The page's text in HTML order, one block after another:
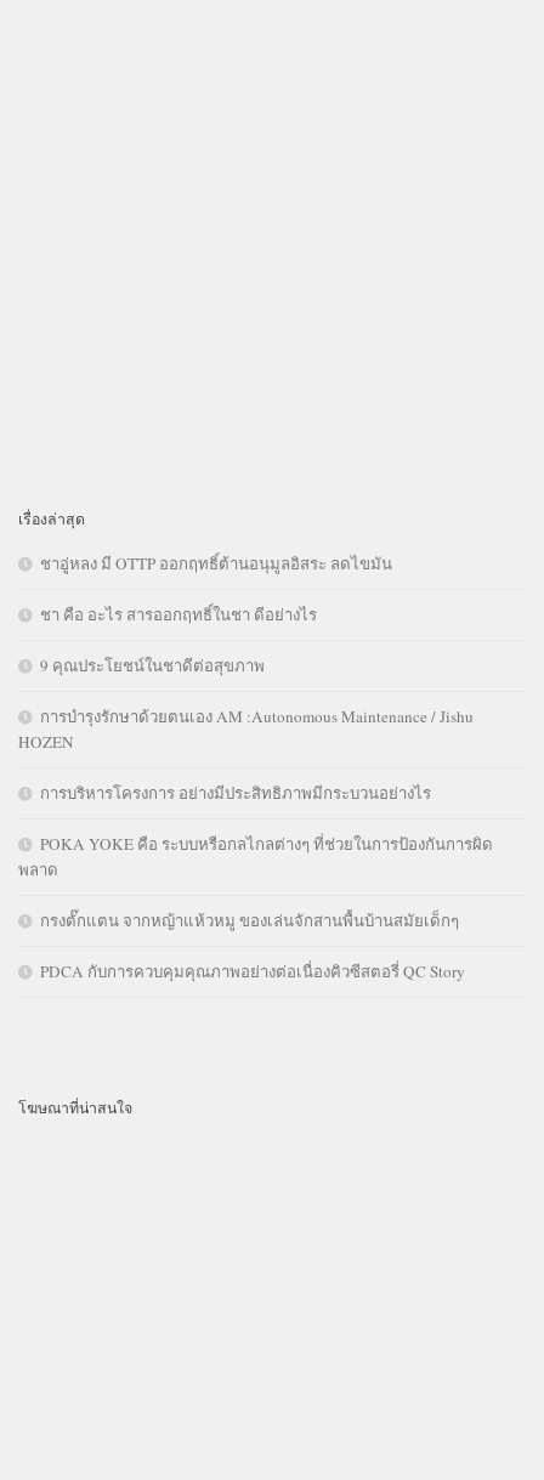
เรื่องล่าสุด
ชาอู่หลง มี OTTP ออกฤทธิ์ต้านอนุมูลอิสระ ลดไขมัน
ชา คือ อะไร สารออกฤทธิ์ในชา ดีอย่างไร
9 คุณประโยชน์ในชาดีต่อสุขภาพ
การบำรุงรักษาด้วยตนเอง AM :Autonomous Maintenance / Jishu
HOZEN
การบริหารโครงการ อย่างมีประสิทธิภาพมีกระบวนอย่างไร
POKA YOKE คือ ระบบหรือกลไกลต่างๆ ที่ช่วยในการป้องกันการผิด
พลาด
กรงตั๊กแตน จากหญ้าแห้วหมู ของเล่นจักสานพื้นบ้านสมัยเด็กๆ
PDCA กับการควบคุมคุณภาพอย่างต่อเนื่องคิวซีสตอรี่ QC Story
โฆษณาที่น่าสนใจ